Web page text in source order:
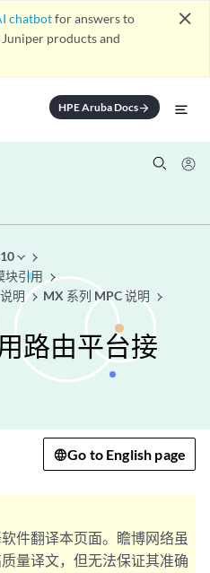
chatbotfor answers to
products and
close
HPE Aruba Docsarrow_forward
块引用
明
MX 系列 MPC 说明
路由平台接
Go to English page
件翻译本页面。瞻博网络虽
量译文，但无法保证其准确